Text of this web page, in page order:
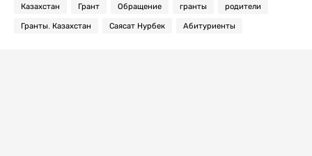
Казахстан Грант Обращение гранты родители
Гранты. Казахстан Саясат Нурбек Абитуриенты